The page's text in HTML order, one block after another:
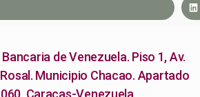
de Venezuela. Piso 1, Av.
Municipio Chacao. Apartado
Caracas-Venezuela